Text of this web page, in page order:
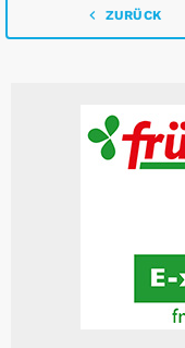
navigate_before ZURÜCK